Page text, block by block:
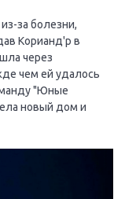
за болезни,
Корианд'р в
через
чем ей удалось
"Юные
новый дом и